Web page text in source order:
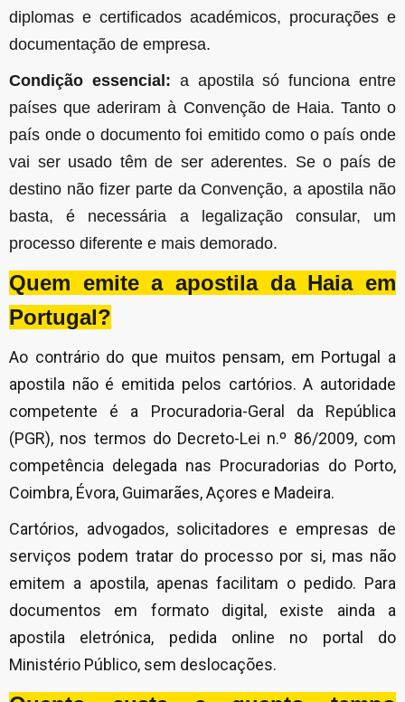
diplomas e certificados académicos, procurações e
documentação de empresa.
Condição essencial: a apostila só funciona entre
países que aderiram à Convenção de Haia. Tanto o
país onde o documento foi emitido como o país onde
vai ser usado têm de ser aderentes. Se o país de
destino não fizer parte da Convenção, a apostila não
basta, é necessária a legalização consular, um
processo diferente e mais demorado.
Quem emite a apostila da Haia em
Portugal?
Ao contrário do que muitos pensam, em Portugal a
apostila não é emitida pelos cartórios. A autoridade
competente é a Procuradoria-Geral da República
(PGR), nos termos do Decreto-Lei n.º 86/2009, com
competência delegada nas Procuradorias do Porto,
Coimbra, Évora, Guimarães, Açores e Madeira.
Cartórios, advogados, solicitadores e empresas de
serviços podem tratar do processo por si, mas não
emitem a apostila, apenas facilitam o pedido. Para
documentos em formato digital, existe ainda a
apostila eletrónica, pedida online no portal do
Ministério Público, sem deslocações.